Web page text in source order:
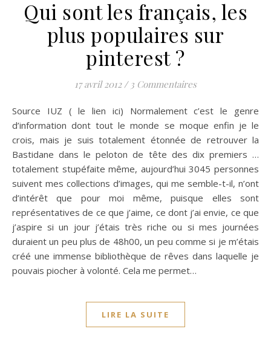
Qui sont les français, les
plus populaires sur
pinterest ?
17 avril 2012 / 3 Commentaires
Source IUZ ( le lien ici) Normalement c’est le genre
d’information dont tout le monde se moque enfin je le
crois, mais je suis totalement étonnée de retrouver la
Bastidane dans le peloton de tête des dix premiers …
totalement stupéfaite même, aujourd’hui 3045 personnes
suivent mes collections d’images, qui me semble-t-il, n’ont
d’intérêt que pour moi même, puisque elles sont
représentatives de ce que j’aime, ce dont j’ai envie, ce que
j’aspire si un jour j’étais très riche ou si mes journées
duraient un peu plus de 48h00, un peu comme si je m’étais
créé une immense bibliothèque de rêves dans laquelle je
pouvais piocher à volonté. Cela me permet…
LIRE LA SUITE